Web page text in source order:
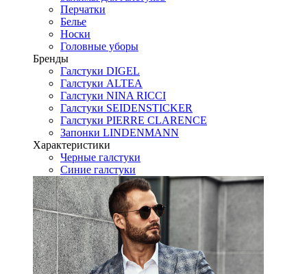
Перчатки
Белье
Носки
Головные уборы
Бренды
Галстуки DIGEL
Галстуки ALTEA
Галстуки NINA RICCI
Галстуки SEIDENSTICKER
Галстуки PIERRE CLARENCE
Запонки LINDENMANN
Характеристики
Черные галстуки
Синие галстуки